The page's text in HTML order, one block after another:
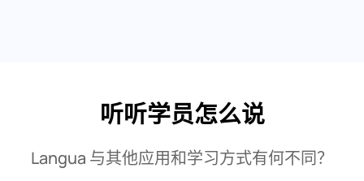
听听学员怎么说
Langua 与其他应用和学习方式有何不同？